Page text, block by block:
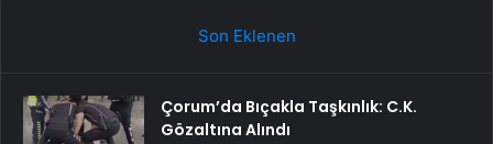
Son Eklenen
Çorum’da Bıçakla Taşkınlık: C.K.
Gözaltına Alındı